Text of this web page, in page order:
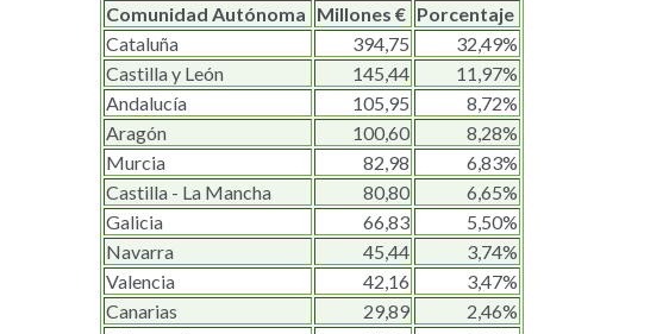
Comunidad Autónoma Millones € Porcentaje
Cataluña
394,75
32,49%
Castilla y León
145,44
11,97%
Andalucía
105,95
8,72%
Aragón
100,60
8,28%
Murcia
82,98
6,83%
Castilla - La Mancha
80,80
6,65%
Galicia
66,83
5,50%
Navarra
45,44
3,74%
Valencia
42,16
3,47%
Canarias
29,89
2,46%